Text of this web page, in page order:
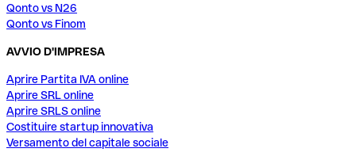
Qonto vs N26
Qonto vs Finom
AVVIO D'IMPRESA
Aprire Partita IVA online
Aprire SRL online
Aprire SRLS online
Costituire startup innovativa
Versamento del capitale sociale